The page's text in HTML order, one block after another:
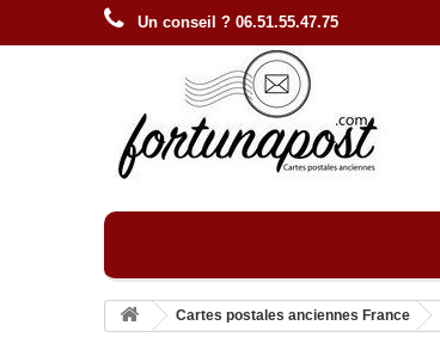
Un conseil ? 06.51.55.47.75
Cartes postales anciennes France